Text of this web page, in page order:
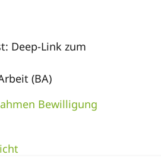
Deep-Link zum
(BA)
Bewilligung